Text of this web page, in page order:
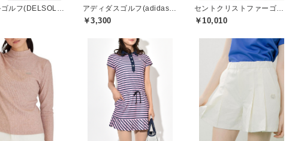
デルソルゴルフ(DELSOL GOLF) アディダスゴルフ(adidas golf)
￥3,300
セントクリストファーゴルフ(St.ChristopherGolf)
￥10,010